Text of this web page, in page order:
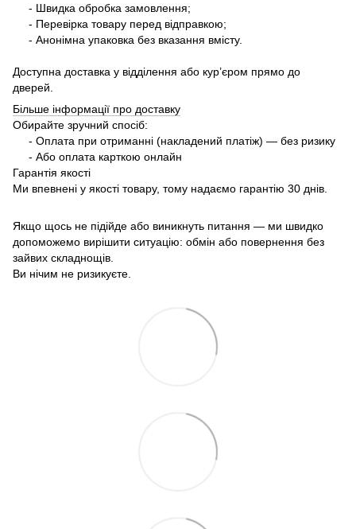
- Швидка обробка замовлення;
- Перевірка товару перед відправкою;
- Анонімна упаковка без вказання вмісту.
Доступна доставка у відділення або кур’єром прямо до
дверей.
Більше інформації про доставку
Обирайте зручний спосіб:
- Оплата при отриманні (накладений платіж) — без ризику
- Або оплата карткою онлайн
Гарантія якості
Ми впевнені у якості товару, тому надаємо гарантію 30 днів.
Якщо щось не підійде або виникнуть питання — ми швидко
допоможемо вирішити ситуацію: обмін або повернення без
зайвих складнощів.
Ви нічим не ризикуєте.